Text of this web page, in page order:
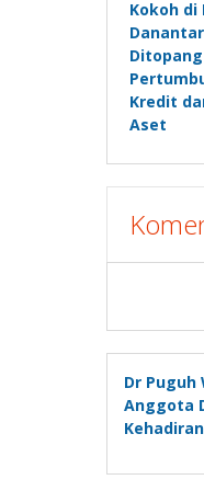
Kokoh di
Ditopang
Kredit
Aset
Dr Puguh
Anggota